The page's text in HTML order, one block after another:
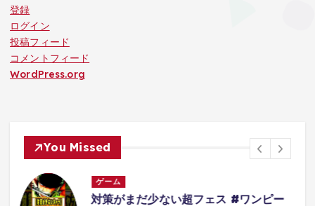
登録
ログイン
投稿フィード
コメントフィード
WordPress.org
You Missed
ゲーム
【ブロスタ】ICM vs CR6月マンスリ